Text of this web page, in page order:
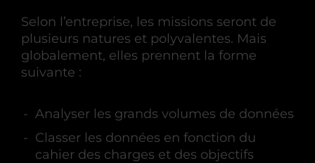
Selon l’entreprise, les missions seront de
plusieurs natures et polyvalentes. Mais
globalement, elles prennent la forme
suivante :
Analyser les grands volumes de données
Classer les données en fonction du
cahier des charges et des objectifs